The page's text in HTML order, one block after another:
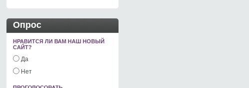
Опрос
НРАВИТСЯ ЛИ ВАМ НАШ НОВЫЙ
САЙТ?
Да
Нет